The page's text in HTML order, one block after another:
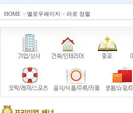
HOME > 옐로우페이지 > 라로 정렬